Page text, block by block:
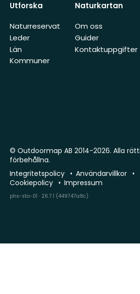
Utforska
Naturreservat
Leder
Län
Kommuner
Naturkartan
Om oss
Guider
Kontaktuppgifter
© Outdoormap AB 2014-2026. Alla
förbehållna.
Integritetspolicy
Användarvillkor
Cookiepolicy
Impressum
phx-sto-01 · 26.7.1 (449747a8c)